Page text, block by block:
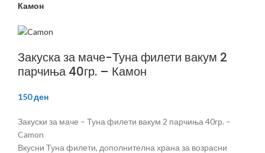
Камон
Закуска за маче-Туна филети вакум 2
парчиња 40гр. – Камон
150ден
Закуски за маче – Туна филети вакум 2 парчиња 40гр. –
Camon
Вкусни Туна филети, дополнителна храна за возрасни